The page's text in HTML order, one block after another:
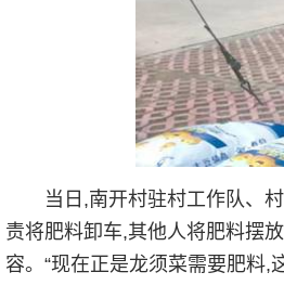
当日,南开村驻村工作队、
责将肥料卸车,其他人将肥料摆
容。“现在正是龙须菜需要肥料,